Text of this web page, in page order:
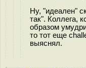
Ну, "идеален"
так". Коллега,
образом
то тот еще
выяснял.